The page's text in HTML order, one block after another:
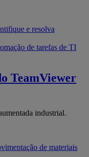
e resolva
de tarefas de TI
TeamViewer
industrial.
de materiais